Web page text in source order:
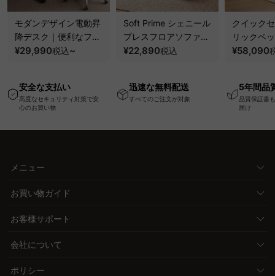
モダンデザイン電動昇
降デスク｜便利なフッ
ク・コンセント・
ー機能搭載ワークデス
ク
¥29,990税込~
Soft Prime シェニール
プレスフロアソファ｜
圧縮梱包で搬入しやす
ァ
¥22,890税込
クイック
リックベ
要で組み
¥58,090
安全な支払い
高度なセキュリティ対策で安
心のお買い物
迅速な無料配送
すべてのご注文が対象
5年間品
品質保証書
届け
メニュー
お買い物ガイド
お客様サポート
会社について
ポリシー